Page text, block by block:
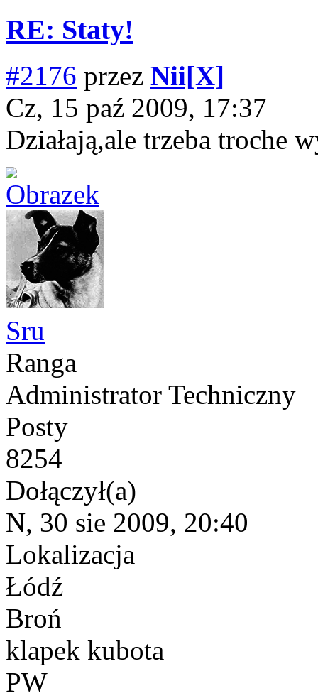
RE: Staty!
#2176 przez Nii[X]
Cz, 15 paź 2009, 17:37
Działają,ale trzeba troche
Sru
Ranga
Administrator Techniczny
Posty
8254
Dołączył(a)
N, 30 sie 2009, 20:40
Lokalizacja
Łódź
Broń
klapek kubota
PW